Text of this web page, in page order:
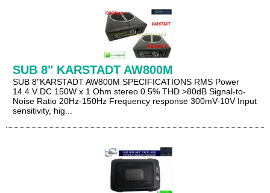
SUB 8" KARSTADT AW800M
SUB 8"KARSTADT AW800M SPECIFICATIONS RMS Power
14.4 V DC 150W x 1 Ohm stereo 0.5% THD >80dB Signal-to-
Noise Ratio 20Hz-150Hz Frequency response 300mV-10V Input
sensitivity, hig...